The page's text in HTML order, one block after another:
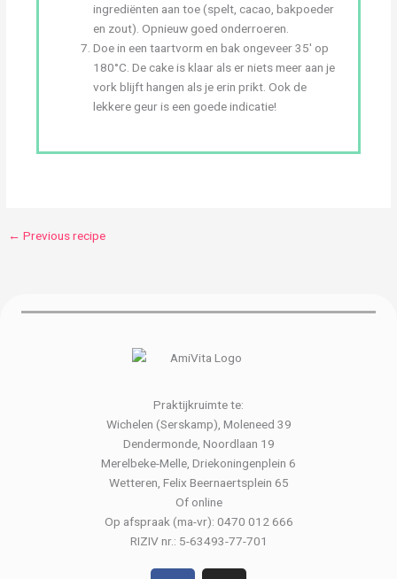
ingrediënten aan toe (spelt, cacao, bakpoeder
en zout). Opnieuw goed onderroeren.
Doe in een taartvorm en bak ongeveer 35′ op
180°C. De cake is klaar als er niets meer aan je
vork blijft hangen als je erin prikt. Ook de
lekkere geur is een goede indicatie!
← Previous recipe
Praktijkruimte te:
Wichelen (Serskamp), Moleneed 39
Dendermonde, Noordlaan 19
Merelbeke-Melle, Driekoningenplein 6
Wetteren, Felix Beernaertsplein 65
Of online
Op afspraak (ma-vr): 0470 012 666
RIZIV nr.: 5-63493-77-701